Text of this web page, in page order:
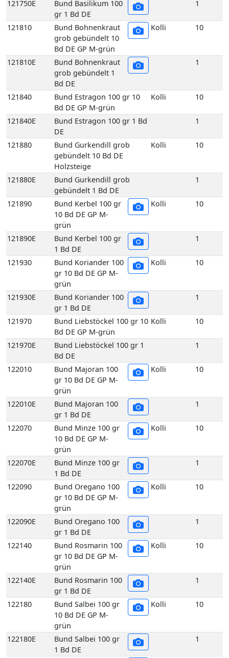
Bd DE GP M-grün
121840E
Bund Estragon 100 gr 1 Bd
DE
1
Bund Gurkendill grob
gebündelt 10 Bd DE
Holzsteige
Bund Gurkendill grob
gebündelt 1 Bd DE
121890
Bund Kerbel 100 gr
10 Bd DE GP M-
grün
Kolli 10
121890E
Bund Kerbel 100 gr
1 Bd DE
1
Bund Koriander 100
gr 10 Bd DE GP M-
grün
121930E
Bund Koriander 100
gr 1 Bd DE
1
Bund Liebstöckel 100 gr 10
Bd DE GP M-grün
121970E
Bund Liebstöckel 100 gr 1
Bd DE
1
122010
Bund Majoran 100
gr 10 Bd DE GP M-
grün
Kolli 10
122010E
Bund Majoran 100
gr 1 Bd DE
1
122070
Bund Minze 100 gr
10 Bd DE GP M-
grün
Kolli 10
122070E
Bund Minze 100 gr
1 Bd DE
1
Bund Oregano 100
gr 10 Bd DE GP M-
grün
122090E
Bund Oregano 100
gr 1 Bd DE
1
Bund Rosmarin 100
gr 10 Bd DE GP M-
grün
122140E
Bund Rosmarin 100
gr 1 Bd DE
1
Bund Salbei 100 gr
10 Bd DE GP M-
grün
122180E
Bund Salbei 100 gr
1 Bd DE
1
Bund Thymian 100
gr 10 Bd DE GP M-
grün
122260E
Bund Thymian 100
gr 1 Bd DE
1
Echte Frankfurter
Grüne Soße 200 gr
10 Stück DE GP H-
grün